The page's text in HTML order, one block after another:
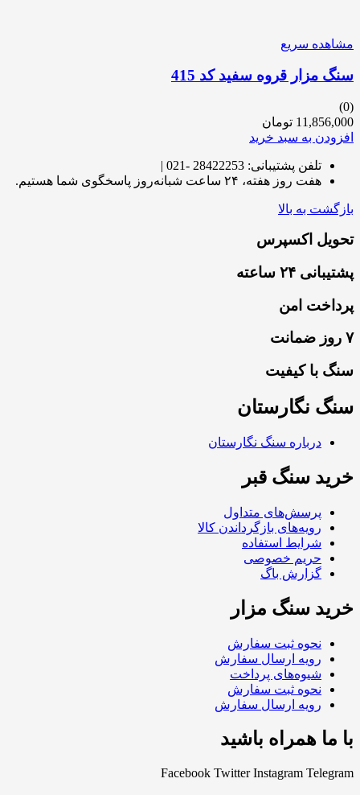
مشاهده سریع
سنگ مزار قروه سفید کد 415
(0)
11,856,000 تومان
افزودن به سبد خرید
تلفن پشتیبانی: 28422253 -021 |
هفت روز هفته، ۲۴ ساعت شبانه‌روز پاسخگوی شما هستیم.
بازگشت به بالا
تحویل اکسپرس
پشتیبانی ۲۴ ساعته
پرداخت امن
۷ روز ضمانت
سنگ با کیفیت
سنگ نگارستان
درباره سنگ نگارستان
خرید سنگ قبر
پرسش‌های متداول
رویه‌های بازگرداندن کالا
شرایط استفاده
حریم خصوصی
گزارش باگ
خرید سنگ مزار
نحوه ثبت سفارش
رویه ارسال سفارش
شیوه‌های پرداخت
نحوه ثبت سفارش
رویه ارسال سفارش
با ما همراه باشید
Facebook Twitter Instagram Telegram